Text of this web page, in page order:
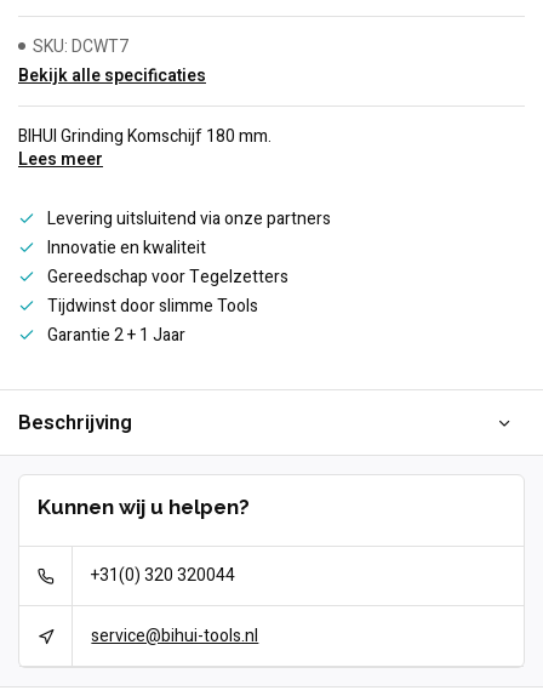
SKU: DCWT7
Bekijk alle specificaties
BIHUI Grinding Komschijf 180 mm.
Lees meer
Levering uitsluitend via onze partners
Innovatie en kwaliteit
Gereedschap voor Tegelzetters
Tijdwinst door slimme Tools
Garantie 2 + 1 Jaar
Beschrijving
Kunnen wij u helpen?
+31(0) 320 320044
service@bihui-tools.nl